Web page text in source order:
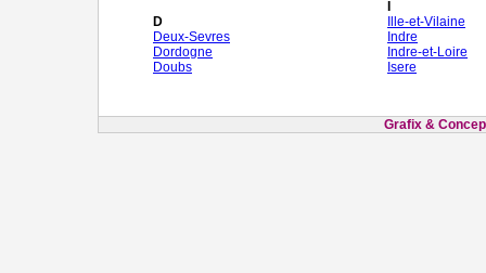
D
Deux-Sevres
Dordogne
Doubs
Ille-et-Vilaine
Indre
Indre-et-Loire
Isere
Grafix &